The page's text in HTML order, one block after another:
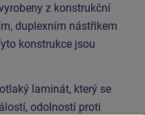
z konstrukční
duplexním nástřikem
konstrukce jsou
laminát, který se
odolností proti